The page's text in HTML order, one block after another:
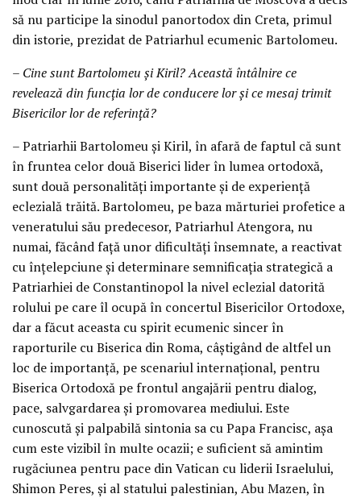
să nu participe la sinodul panortodox din Creta, primul
din istorie, prezidat de Patriarhul ecumenic Bartolomeu.
– Cine sunt Bartolomeu și Kiril? Această întâlnire ce
revelează din funcția lor de conducere lor și ce mesaj trimit
Bisericilor lor de referință?
– Patriarhii Bartolomeu și Kiril, în afară de faptul că sunt
în fruntea celor două Biserici lider în lumea ortodoxă,
sunt două personalități importante și de experiență
eclezială trăită. Bartolomeu, pe baza mărturiei profetice a
veneratului său predecesor, Patriarhul Atengora, nu
numai, făcând față unor dificultăți însemnate, a reactivat
cu înțelepciune și determinare semnificația strategică a
Patriarhiei de Constantinopol la nivel eclezial datorită
rolului pe care îl ocupă în concertul Bisericilor Ortodoxe,
dar a făcut aceasta cu spirit ecumenic sincer în
raporturile cu Biserica din Roma, câștigând de altfel un
loc de importanță, pe scenariul internațional, pentru
Biserica Ortodoxă pe frontul angajării pentru dialog,
pace, salvgardarea și promovarea mediului. Este
cunoscută și palpabilă sintonia sa cu Papa Francisc, așa
cum este vizibil în multe ocazii; e suficient să amintim
rugăciunea pentru pace din Vatican cu liderii Israelului,
Shimon Peres, și al statului palestinian, Abu Mazen, în